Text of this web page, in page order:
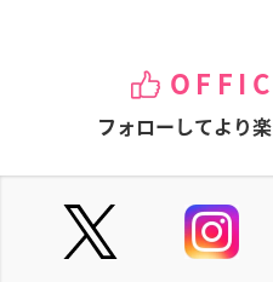
フォローしてより